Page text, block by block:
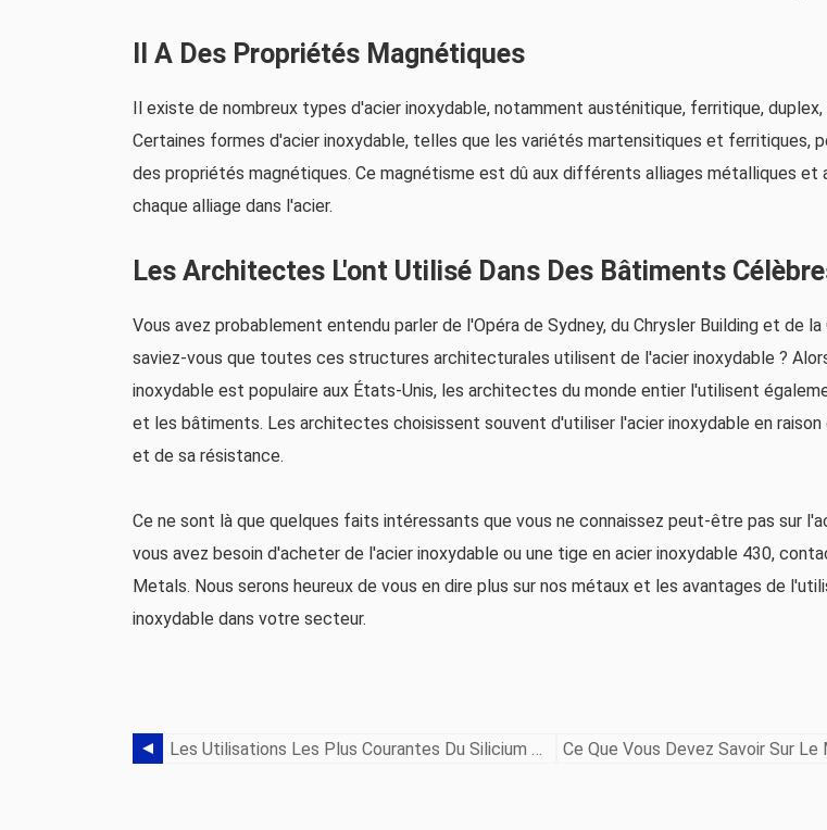
Il A Des Propriétés Magnétiques
Il existe de nombreux types d'acier inoxydable, notamment austénitique, ferritique,
Certaines formes d'acier inoxydable, telles que les variétés martensitiques et ferritiques,
des propriétés magnétiques. Ce magnétisme est dû aux différents alliages métalliques et
chaque alliage dans l'acier.
Les Architectes L'ont Utilisé Dans Des Bâtiments
Vous avez probablement entendu parler de l'Opéra de Sydney, du Chrysler Building et de la
saviez-vous que toutes ces structures architecturales utilisent de l'acier inoxydable ?
inoxydable est populaire aux États-Unis, les architectes du monde entier l'utilisent
et les bâtiments. Les architectes choisissent souvent d'utiliser l'acier inoxydable en raison
et de sa résistance.
Ce ne sont là que quelques faits intéressants que vous ne connaissez peut-être pas sur
vous avez besoin d'acheter de l'acier inoxydable ou une tige en acier inoxydable 430,
Metals. Nous serons heureux de vous en dire plus sur nos métaux et les avantages de
inoxydable dans votre secteur.
Les Utilisations Les Plus Courantes Du Silicium Fer Bronze